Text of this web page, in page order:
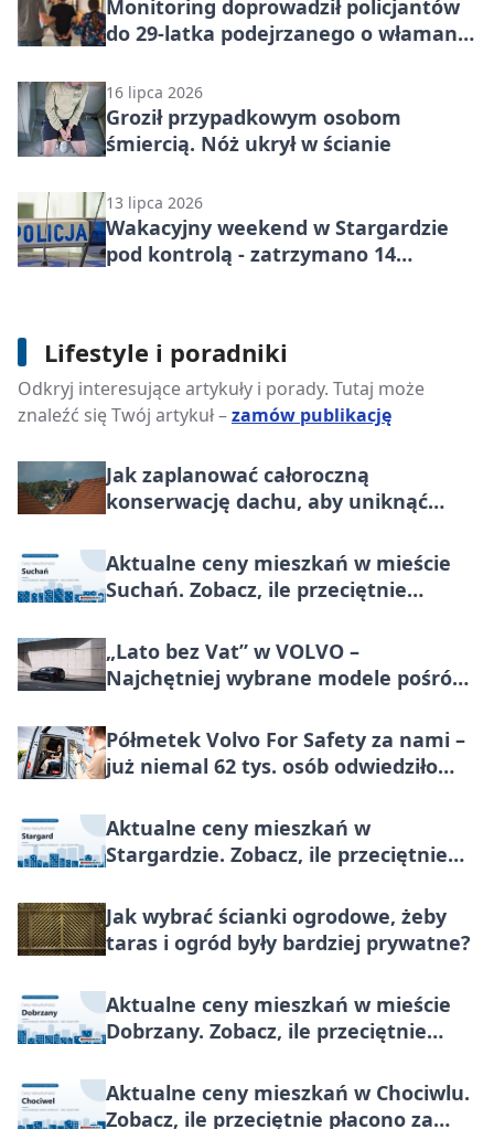
Monitoring doprowadził policjantów
do 29-latka podejrzanego o włamanie
16 lipca 2026
Groził przypadkowym osobom
śmiercią. Nóż ukrył w ścianie
13 lipca 2026
Wakacyjny weekend w Stargardzie
pod kontrolą - zatrzymano 14
Lifestyle i poradniki
Odkryj interesujące artykuły i porady. Tutaj może
znaleźć się Twój artykuł –zamów publikację
Checklista przed zakupem gadżetów
dla dorosłych - 7 kryteriów jakości
Jak zaplanować całoroczną
konserwację dachu, aby uniknąć
Aktualne ceny mieszkań w mieście
Suchań. Zobacz, ile przeciętnie
końca lipca 2026
„Lato bez Vat” w VOLVO –
Najchętniej wybrane modele pośród
korzystniej o wartość większą niż VAT
Półmetek Volvo For Safety za nami –
już niemal 62 tys. osób odwiedziło
Aktualne ceny mieszkań w
Stargardzie. Zobacz, ile przeciętnie
końca lipca 2026
Jak wybrać ścianki ogrodowe, żeby
taras i ogród były bardziej prywatne?
Aktualne ceny mieszkań w mieście
Dobrzany. Zobacz, ile przeciętnie
końca lipca 2026
Aktualne ceny mieszkań w Chociwlu.
Zobacz, ile przeciętnie płacono za